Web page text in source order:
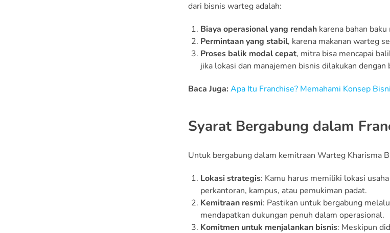
dari bisnis warteg adalah:
Biaya operasional yang rendah karena bahan
Permintaan yang stabil, karena makanan warteg
Proses balik modal cepat, mitra bisa mencapai
jika lokasi dan manajemen bisnis dilakukan dengan
Baca Juga:Apa Itu Franchise? Memahami Konsep
Syarat Bergabung dalam
Untuk bergabung dalam kemitraan Warteg Kharisma
Lokasi strategis: Kamu harus memiliki lokasi
perkantoran, kampus, atau pemukiman padat.
Kemitraan resmi: Pastikan untuk bergabung
mendapatkan dukungan penuh dalam operasional.
Komitmen untuk menjalankan bisnis: Meskipun